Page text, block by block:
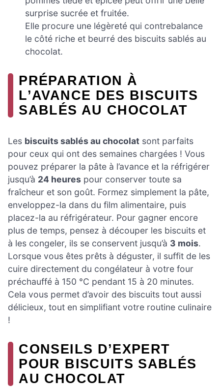
surprise sucrée et fruitée.
Elle procure une légèreté qui contrebalance
le côté riche et beurré des biscuits sablés au
chocolat.
PRÉPARATION À
L’AVANCE DES BISCUITS
SABLÉS AU CHOCOLAT
Les biscuits sablés au chocolat sont parfaits
pour ceux qui ont des semaines chargées ! Vous
pouvez préparer la pâte à l’avance et la réfrigérer
jusqu’à 24 heures pour conserver toute sa
fraîcheur et son goût. Formez simplement la pâte,
enveloppez-la dans du film alimentaire, puis
placez-la au réfrigérateur. Pour gagner encore
plus de temps, pensez à découper les biscuits et
à les congeler, ils se conservent jusqu’à 3 mois.
Lorsque vous êtes prêts à déguster, il suffit de les
cuire directement du congélateur à votre four
préchauffé à 150 °C pendant 15 à 20 minutes.
Cela vous permet d’avoir des biscuits tout aussi
délicieux, tout en simplifiant votre routine culinaire
!
CONSEILS D’EXPERT
POUR BISCUITS SABLÉS
AU CHOCOLAT